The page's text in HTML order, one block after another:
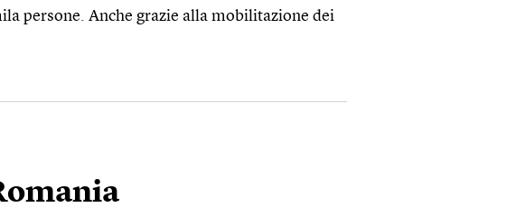
persone. Anche grazie alla mobilitazione dei